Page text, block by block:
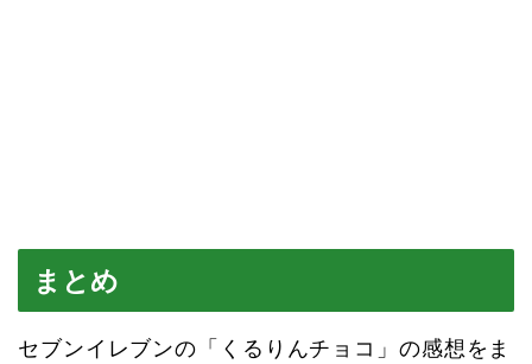
まとめ
セブンイレブンの「くるりんチョコ」の感想をま